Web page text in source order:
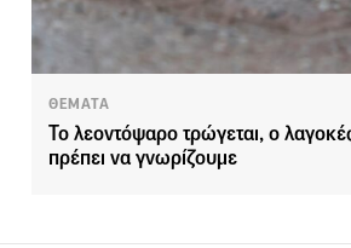
ΘΕΜΑΤΑ
Το λεοντόψαρο τρώγεται, ο
πρέπει να γνωρίζουμε